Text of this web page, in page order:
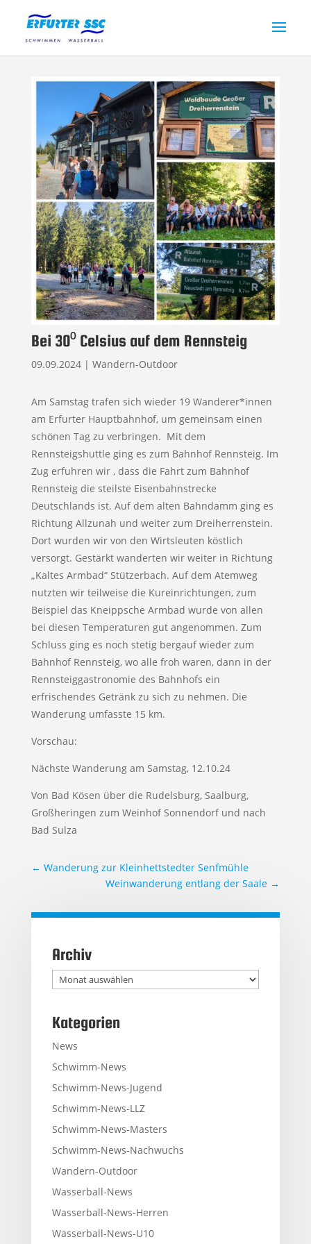
Bei 30⁰ Celsius auf dem Rennsteig
09.09.2024| Wandern-Outdoor
Am Samstag trafen sich wieder 19 Wanderer*innen
am Erfurter Hauptbahnhof, um gemeinsam einen
schönen Tag zu verbringen. Mit dem
Rennsteigshuttle ging es zum Bahnhof Rennsteig. Im
Zug erfuhren wir , dass die Fahrt zum Bahnhof
Rennsteig die steilste Eisenbahnstrecke
Deutschlands ist. Auf dem alten Bahndamm ging es
Richtung Allzunah und weiter zum Dreiherrenstein.
Dort wurden wir von den Wirtsleuten köstlich
versorgt. Gestärkt wanderten wir weiter in Richtung
„Kaltes Armbad“ Stützerbach. Auf dem Atemweg
nutzten wir teilweise die Kureinrichtungen, zum
Beispiel das Kneippsche Armbad wurde von allen
bei diesen Temperaturen gut angenommen. Zum
Schluss ging es noch stetig bergauf wieder zum
Bahnhof Rennsteig, wo alle froh waren, dann in der
Rennsteiggastronomie des Bahnhofs ein
erfrischendes Getränk zu sich zu nehmen. Die
Wanderung umfasste 15 km.
Vorschau:
Nächste Wanderung am Samstag, 12.10.24
Von Bad Kösen über die Rudelsburg, Saalburg,
Großheringen zum Weinhof Sonnendorf und nach
Bad Sulza
← Wanderung zur Kleinhettstedter Senfmühle
Weinwanderung entlang der Saale →
Archiv
Archiv
Kategorien
News
Schwimm-News
Schwimm-News-Jugend
Schwimm-News-LLZ
Schwimm-News-Masters
Schwimm-News-Nachwuchs
Wandern-Outdoor
Wasserball-News
Wasserball-News-Herren
Wasserball-News-U10